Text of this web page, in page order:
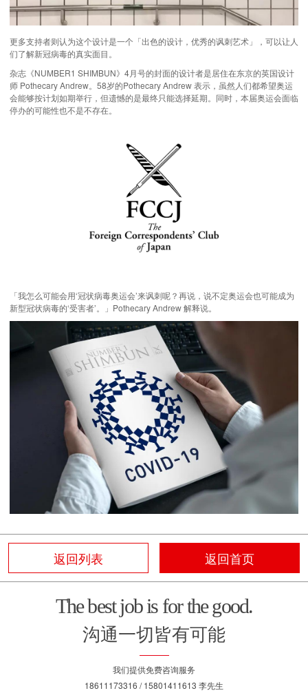
更多支持者则认为这个设计是一个「出色的设计，优秀的讽刺艺术」，可以让人
们了解新冠病毒的真实面目。
杂志《NUMBER1 SHIMBUN》4月号的封面的设计者是居住在东京的英国设计
师 Pothecary Andrew。58岁的Pothecary Andrew 表示，虽然人们都希望奥运
会能够按计划如期举行，但遗憾的是最终只能选择延期。同时，本届奥运会面临
停办的可能性也不是不存在。
「我怎么可能会用‘冠状病毒奥运会’来讽刺呢？再说，说不定奥运会也可能成为
新型冠状病毒的‘受害者’。」Pothecary Andrew 解释说。
返回列表 返回首页
The best job is for the good.
沟通一切皆有可能
我们提供免费咨询服务
18611173316 / 15801411613 李先生